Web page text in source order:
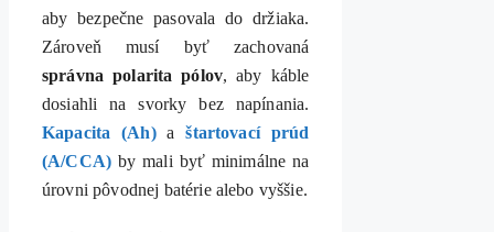
aby bezpečne pasovala do držiaka.
Zároveň musí byť zachovaná
správna polarita pólov, aby káble
dosiahli na svorky bez napínania.
Kapacita (Ah)aštartovací prúd
(A/CCA) by mali byť minimálne na
úrovni pôvodnej batérie alebo vyššie.